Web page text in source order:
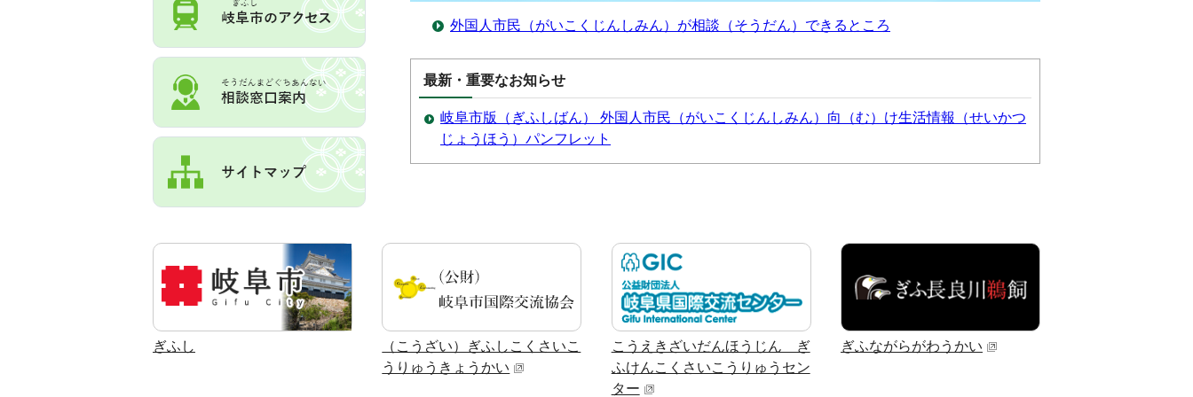
外国人市民（がいこくじんしみん）が相談（そうだん）できるところ
最新・重要なお知らせ
岐阜市版（ぎふしばん） 外国人市民（がいこくじんしみん）向（む）け生活情報（せいかつ
じょうほう）パンフレット
ぎふし
（こうざい）ぎふしこくさいこ
うりゅうきょうかい
こうえきざいだんほうじん ぎ
ふけんこくさいこうりゅうセン
ター
ぎふながらがわうかい